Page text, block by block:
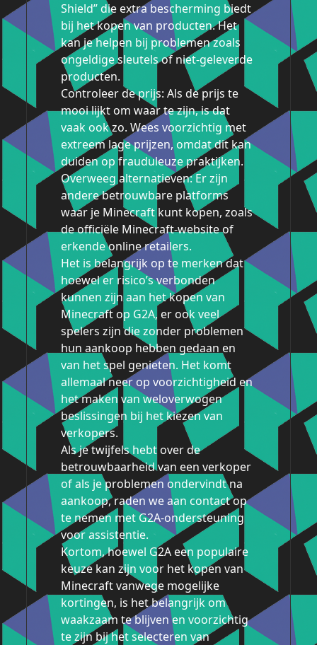
Shield” die extra bescherming biedt
bij het kopen van producten. Het
kan je helpen bij problemen zoals
ongeldige sleutels of niet-geleverde
producten.
Controleer de prijs: Als de prijs te
mooi lijkt om waar te zijn, is dat
vaak ook zo. Wees voorzichtig met
extreem lage prijzen, omdat dit kan
duiden op frauduleuze praktijken.
Overweeg alternatieven: Er zijn
andere betrouwbare platforms
waar je Minecraft kunt kopen, zoals
de officiële Minecraft-website of
erkende online retailers.
Het is belangrijk op te merken dat
hoewel er risico’s verbonden
kunnen zijn aan het kopen van
Minecraft op G2A, er ook veel
spelers zijn die zonder problemen
hun aankoop hebben gedaan en
van het spel genieten. Het komt
allemaal neer op voorzichtigheid en
het maken van weloverwogen
beslissingen bij het kiezen van
verkopers.
Als je twijfels hebt over de
betrouwbaarheid van een verkoper
of als je problemen ondervindt na
aankoop, raden we aan contact op
te nemen met G2A-ondersteuning
voor assistentie.
Kortom, hoewel G2A een populaire
keuze kan zijn voor het kopen van
Minecraft vanwege mogelijke
kortingen, is het belangrijk om
waakzaam te blijven en voorzichtig
te zijn bij het selecteren van